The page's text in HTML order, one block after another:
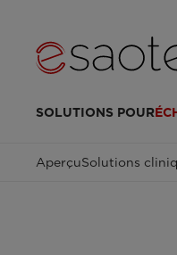
SOLUTIONS POUR
AperçuSolutions